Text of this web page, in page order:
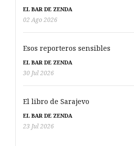
EL BAR DE ZENDA
02 Ago 2026
Esos reporteros sensibles
EL BAR DE ZENDA
30 Jul 2026
El libro de Sarajevo
EL BAR DE ZENDA
23 Jul 2026